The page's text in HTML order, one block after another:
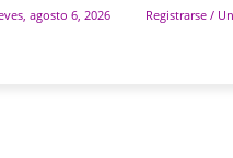
agosto 6, 2026 Registrarse /